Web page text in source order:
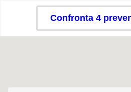
Confronta 4